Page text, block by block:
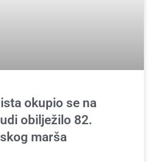
okupio se na
obilježilo 82.
marša